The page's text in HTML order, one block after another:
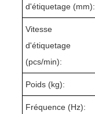
d'étiquetage (mm):
Vitesse
d'étiquetage
(pcs/min):
Poids (kg):
Fréquence (Hz):